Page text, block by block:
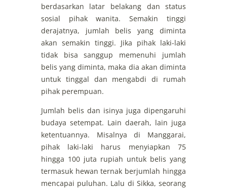
berdasarkan latar belakang dan status
sosial pihak wanita. Semakin tinggi
derajatnya, jumlah belis yang diminta
akan semakin tinggi. Jika pihak laki-laki
tidak bisa sanggup memenuhi jumlah
belis yang diminta, maka dia akan diminta
untuk tinggal dan mengabdi di rumah
pihak perempuan.
Jumlah belis dan isinya juga dipengaruhi
budaya setempat. Lain daerah, lain juga
ketentuannya. Misalnya di Manggarai,
pihak laki-laki harus menyiapkan 75
hingga 100 juta rupiah untuk belis yang
termasuk hewan ternak berjumlah hingga
mencapai puluhan. Lalu di Sikka, seorang